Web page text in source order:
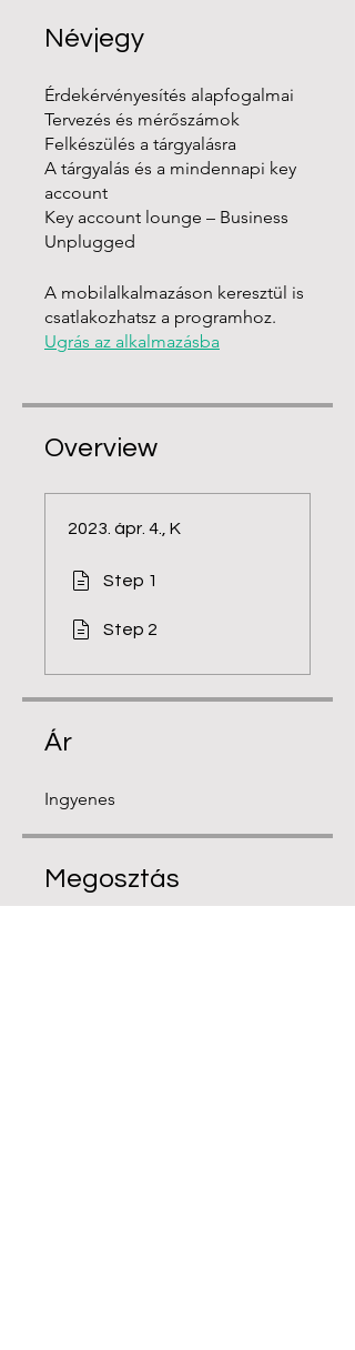
Névjegy
Érdekérvényesítés alapfogalmai
Tervezés és mérőszámok
Felkészülés a tárgyalásra
A tárgyalás és a mindennapi key
account
Key account lounge – Business
Unplugged
A mobilalkalmazáson keresztül is
csatlakozhatsz a programhoz.
Ugrás az alkalmazásba
Overview
2023. ápr. 4., K
Step 1
Step 2
Ár
Ingyenes
Megosztás